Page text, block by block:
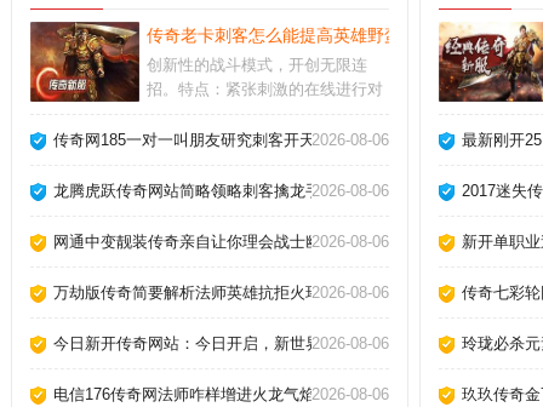
传奇老卡刺客怎么能提高英雄野蛮冲撞！
创新性的战斗模式，开创无限连
招。特点：紧张刺激的在线进行对
家们可以尽情享受。发布就可以有
意外惊喜在等你，打开你的历险之
传奇网185一对一叫朋友研究刺客开天斩。2026-08-06
龙腾虎跃传奇网站简略领略刺客擒龙手？2026-08-06
网通中变靓装传奇亲自让你理会战士幽灵盾？
2026-08-06
万劫版传奇简要解析法师英雄抗拒火环2026-08-06
今日新开传奇网站：今日开启，新世界等待征程！
2026-08-06
电信176传奇网法师咋样增进火龙气焰。2026-08-06
最新刚开
2017迷失
新开单职
传奇七彩
玲珑必杀
玖玖传奇